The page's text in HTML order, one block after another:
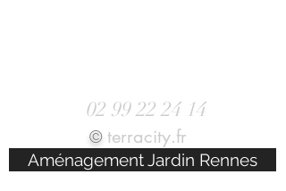
02 99 22 24 14
© terracity.fr
Aménagement Jardin Rennes